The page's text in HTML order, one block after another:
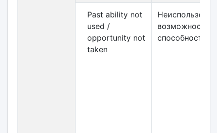
Past ability not
used /
opportunity not
taken
возможность /
способность